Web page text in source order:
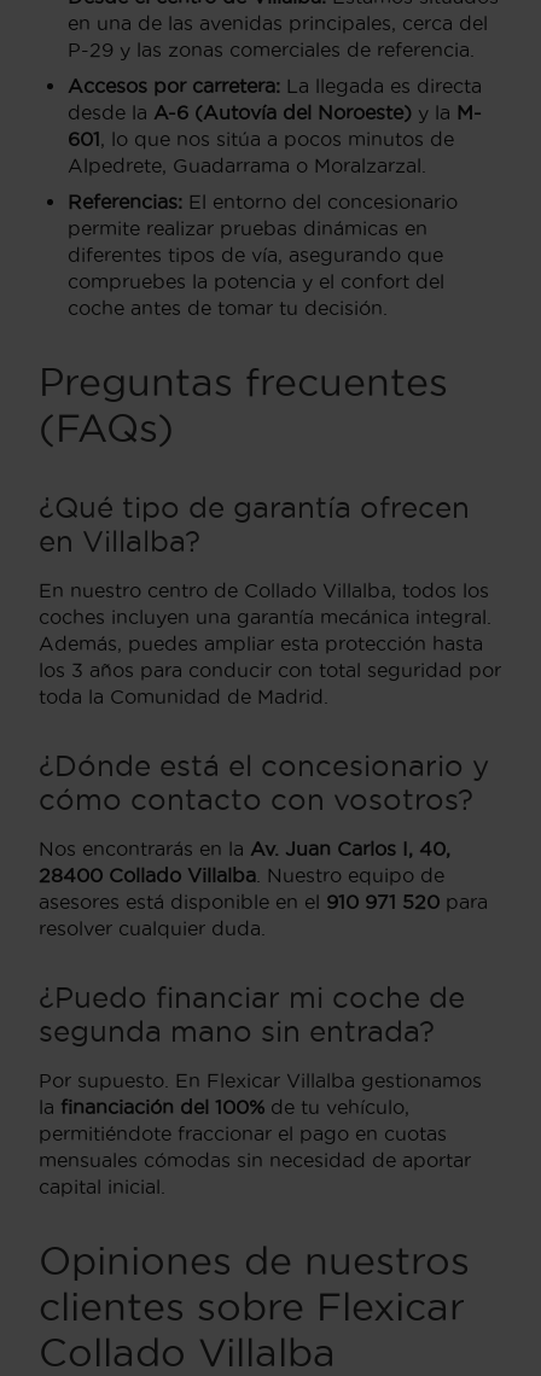
en una de las avenidas principales, cerca del
P-29 y las zonas comerciales de referencia.
Accesos por carretera: La llegada es directa
desde la A-6 (Autovía del Noroeste) y la M-
601 , lo que nos sitúa a pocos minutos de
Alpedrete, Guadarrama o Moralzarzal.
Referencias: El entorno del concesionario
permite realizar pruebas dinámicas en
diferentes tipos de vía, asegurando que
compruebes la potencia y el confort del
coche antes de tomar tu decisión.
Preguntas frecuentes
(FAQs)
¿Qué tipo de garantía ofrecen
en Villalba?
En nuestro centro de Collado Villalba, todos los
coches incluyen una garantía mecánica integral.
Además, puedes ampliar esta protección hasta
los 3 años para conducir con total seguridad por
toda la Comunidad de Madrid.
¿Dónde está el concesionario y
cómo contacto con vosotros?
Nos encontrarás en la Av. Juan Carlos I, 40,
28400 Collado Villalba . Nuestro equipo de
asesores está disponible en el 910 971 520 para
resolver cualquier duda.
¿Puedo financiar mi coche de
segunda mano sin entrada?
Por supuesto. En Flexicar Villalba gestionamos
la financiación del 100% de tu vehículo,
permitiéndote fraccionar el pago en cuotas
mensuales cómodas sin necesidad de aportar
capital inicial.
Opiniones de nuestros
clientes sobre Flexicar
Collado Villalba